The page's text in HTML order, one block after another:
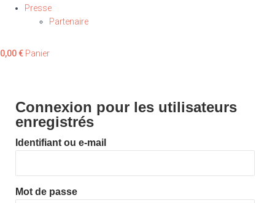
Presse
Partenaire
0,00€ Panier
Connexion pour les utilisateurs
enregistrés
Identifiant ou e-mail
Mot de passe